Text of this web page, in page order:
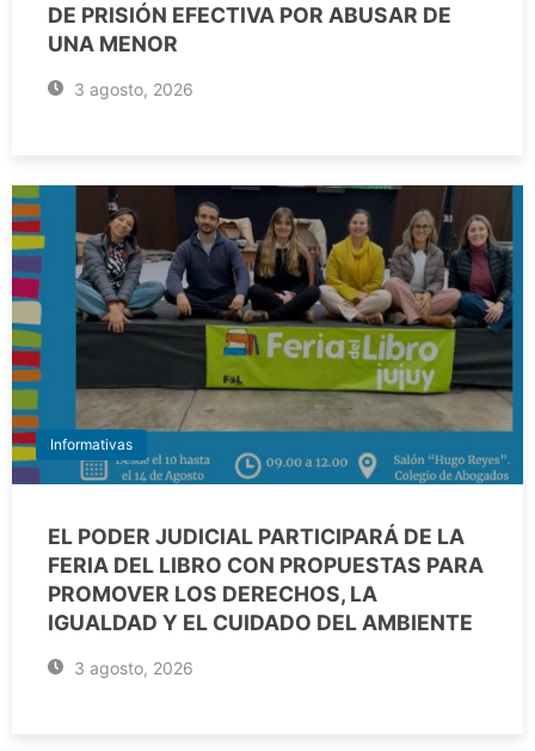
DE PRISIÓN EFECTIVA POR ABUSAR DE
UNA MENOR
3 agosto, 2026
Informativas
EL PODER JUDICIAL PARTICIPARÁ DE LA
FERIA DEL LIBRO CON PROPUESTAS PARA
PROMOVER LOS DERECHOS, LA
IGUALDAD Y EL CUIDADO DEL AMBIENTE
3 agosto, 2026